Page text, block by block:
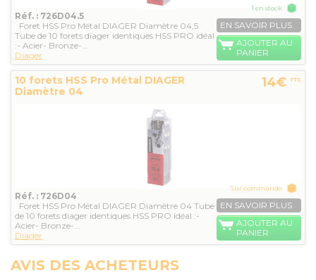
Réf. : 726D04.5
Foret HSS Pro Métal DIAGER Diamètre 04,5
Tube de 10 forets diager identiques HSS PRO idéal
:- Acier- Bronze-...
Diager
1 en stock
EN SAVOIR PLUS
AJOUTER AU
PANIER
10 forets HSS Pro Métal DIAGER
Diamètre 04
14€ TTC
Réf. : 726D04
Foret HSS Pro Métal DIAGER Diamètre 04 Tube
de 10 forets diager identiques HSS PRO idéal :-
Acier- Bronze-...
Diager
Sur commande
EN SAVOIR PLUS
AJOUTER AU
PANIER
AVIS DES ACHETEURS